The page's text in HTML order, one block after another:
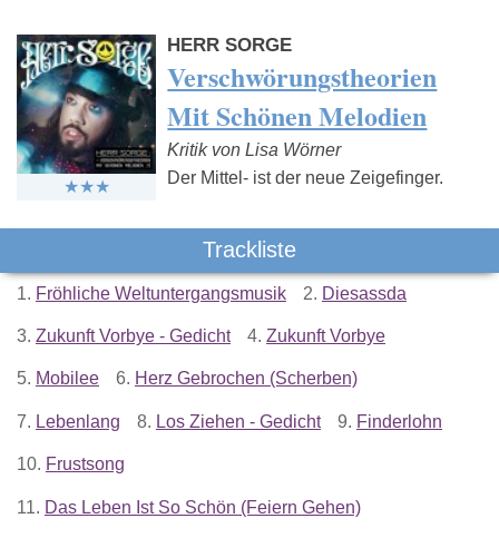
HERR SORGE
Verschwörungstheorien
Mit Schönen Melodien
Kritik von Lisa Wörner
Der Mittel- ist der neue Zeigefinger.
Trackliste
1. Fröhliche Weltuntergangsmusik 2. Diesassda
3. Zukunft Vorbye - Gedicht 4. Zukunft Vorbye
5. Mobilee 6. Herz Gebrochen (Scherben)
7. Lebenlang 8. Los Ziehen - Gedicht 9. Finderlohn
10. Frustsong
11. Das Leben Ist So Schön (Feiern Gehen)